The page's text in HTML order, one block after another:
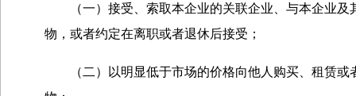
（一）接受、索取本企业的关联企业、与本企业及
物，或者约定在离职或者退休后接受；
（二）以明显低于市场的价格向他人购买、租赁或